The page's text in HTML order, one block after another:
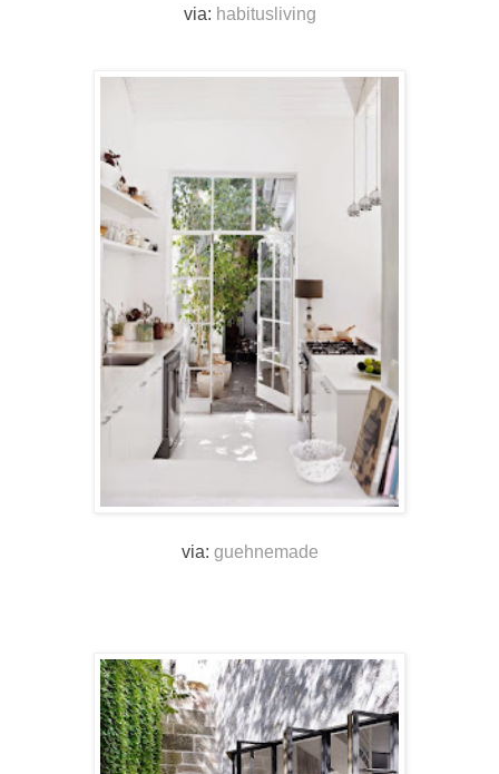
via: habitusliving
via: guehnemade